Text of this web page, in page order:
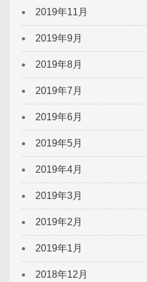
2019年11月
2019年9月
2019年8月
2019年7月
2019年6月
2019年5月
2019年4月
2019年3月
2019年2月
2019年1月
2018年12月